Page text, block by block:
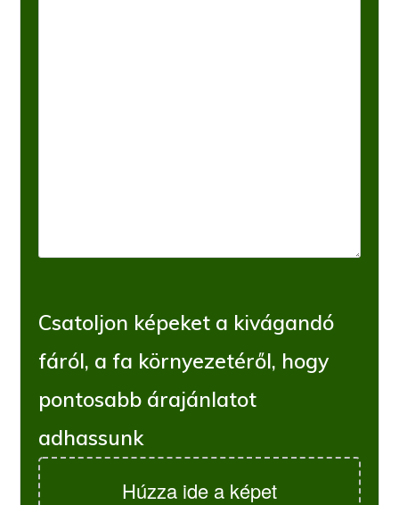
Csatoljon képeket a kivágandó
fáról, a fa környezetéről, hogy
pontosabb árajánlatot
adhassunk
Húzza ide a képet